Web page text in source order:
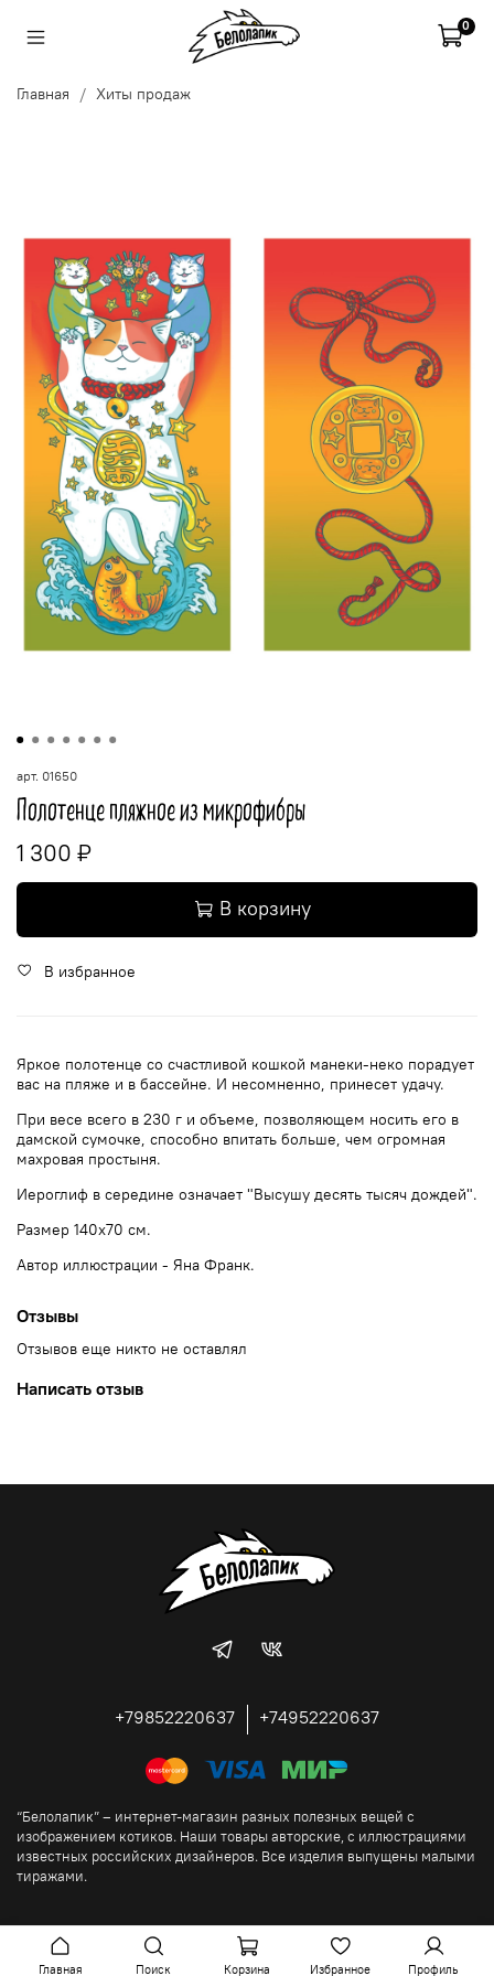
0
Главная Хиты продаж
арт. 01650
Полотенце пляжное из микрофибры
1 300 ₽
В корзину
В избранное
Яркое полотенце со счастливой кошкой манеки-неко порадует
вас на пляже и в бассейне. И несомненно, принесет удачу.
При весе всего в 230 г и объеме, позволяющем носить его в
дамской сумочке, способно впитать больше, чем огромная
махровая простыня.
Иероглиф в середине означает "Высушу десять тысяч дождей".
Размер 140х70 см.
Автор иллюстрации - Яна Франк.
Отзывы
Отзывов еще никто не оставлял
Написать отзыв
+79852220637 +74952220637
“Белолапик” – интернет-магазин разных полезных вещей с
изображением котиков. Наши товары авторские, с иллюстрациями
известных российских дизайнеров. Все изделия выпущены малыми
тиражами.
Главная Поиск Корзина Избранное Профиль